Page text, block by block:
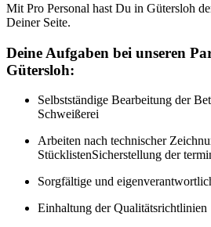
Mit Pro Personal hast Du in Gütersloh
Deiner Seite.
Deine Aufgaben bei unseren
Gütersloh:
Selbstständige Bearbeitung der
Schweißerei
Arbeiten nach technischer
StücklistenSicherstellung der
Sorgfältige und
Einhaltung der Qualitätsrichtlinien